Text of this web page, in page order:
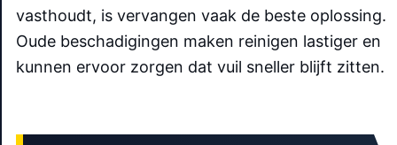
vasthoudt, is vervangen vaak de beste oplossing.
Oude beschadigingen maken reinigen lastiger en
kunnen ervoor zorgen dat vuil sneller blijft zitten.